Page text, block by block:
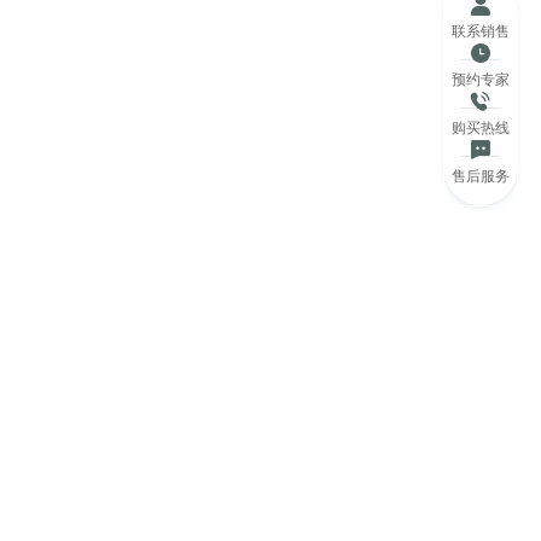
联系销售
预约专家
购买热线
售后服务